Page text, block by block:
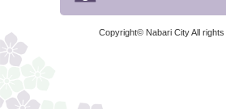
Copyright© Nabari City All rights